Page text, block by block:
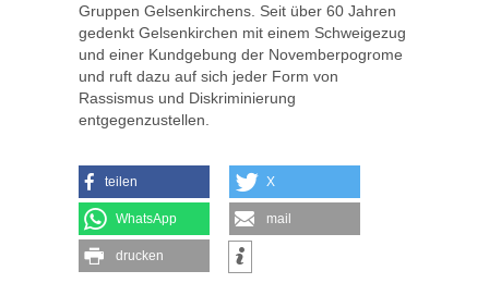
Gruppen Gelsenkirchens. Seit über 60 Jahren
gedenkt Gelsenkirchen mit einem Schweigezug
und einer Kundgebung der Novemberpogrome
und ruft dazu auf sich jeder Form von
Rassismus und Diskriminierung
entgegenzustellen.
teilen X
WhatsApp mail
drucken